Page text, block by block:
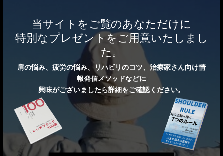
当サイトをご覧のあなただけに
特別なプレゼントをご用意いたしまし
た。
肩の悩み、疲労の悩み、リハビリのコツ、治療家さん向け情
報発信メソッドなどに
興味がございましたら詳細をご確認ください。